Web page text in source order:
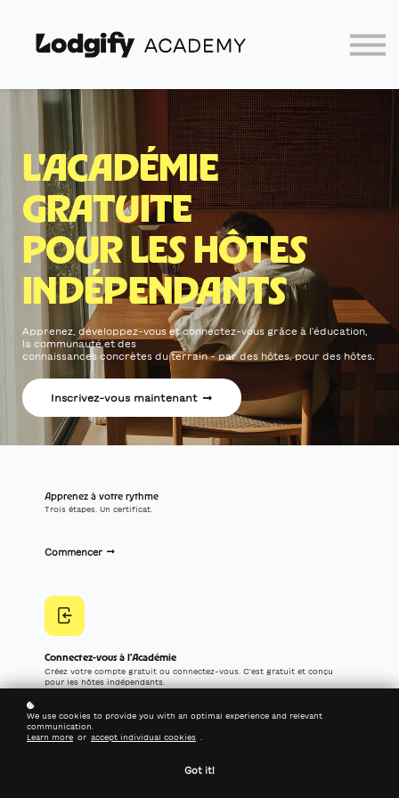
Partenaires
L'ACADÉMIE
GRATUITE
POUR LES HÔTES
INDÉPENDANTS
Apprenez, développez-vous et connectez-vous grâce à l'éducation,
la communauté et des
connaissances concrètes du terrain – par des hôtes, pour des hôtes.
Inscrivez-vous maintenant
Apprenez à votre rythme
Trois étapes. Un certificat.
Commencer
Connectez-vous à l'Académie
Créez votre compte gratuit ou connectez-vous. C'est gratuit et conçu
pour les hôtes indépendants.
We use cookies to provide you with an optimal experience and relevant
communication.
Learn more
or accept individual cookies
Got it!